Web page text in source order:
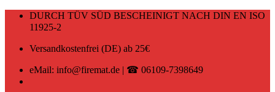
Zum
DURCH TÜV SÜD BESCHEINIGT NACH DIN EN ISO
11925-2
Versandkostenfrei (DE) ab 25€
eMail: info@firemat.de | ☎ 06109-7398649